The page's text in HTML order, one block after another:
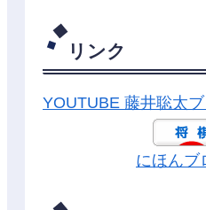
リンク
YOUTUBE 藤井聡太
にほんブ